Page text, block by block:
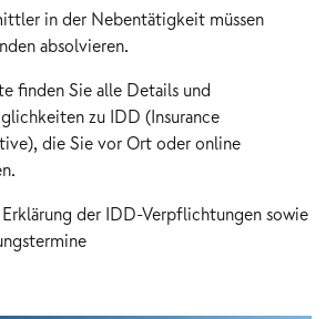
in der Nebentätigkeit müssen
absolvieren.
finden Sie alle Details und
zu IDD (Insurance
die Sie vor Ort oder online
der IDD-Verpflichtungen sowie